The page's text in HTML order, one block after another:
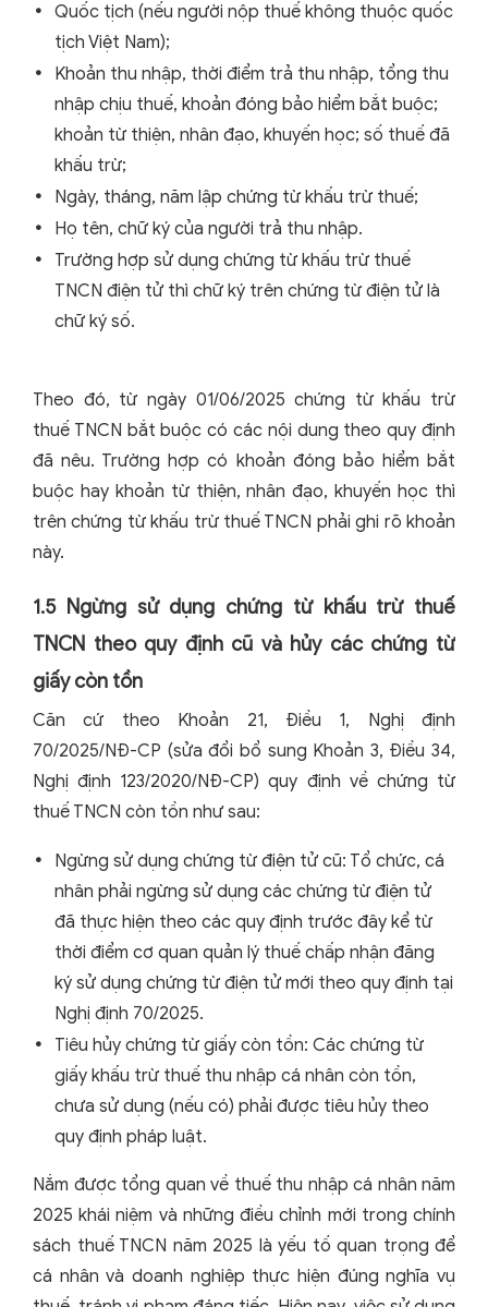
Quốc tịch (nếu người nộp thuế không thuộc quốc
tịch Việt Nam);
Khoản thu nhập, thời điểm trả thu nhập, tổng thu
nhập chịu thuế, khoản đóng bảo hiểm bắt buộc;
khoản từ thiện, nhân đạo, khuyến học; số thuế đã
khấu trừ;
Ngày, tháng, năm lập chứng từ khấu trừ thuế;
Họ tên, chữ ký của người trả thu nhập.
Trường hợp sử dụng chứng từ khấu trừ thuế
TNCN điện tử thì chữ ký trên chứng từ điện tử là
chữ ký số.
Theo đó, từ ngày 01/06/2025 chứng từ khấu trừ
thuế TNCN bắt buộc có các nội dung theo quy định
đã nêu. Trường hợp có khoản đóng bảo hiểm bắt
buộc hay khoản từ thiện, nhân đạo, khuyến học thì
trên chứng từ khấu trừ thuế TNCN phải ghi rõ khoản
này.
1.5 Ngừng sử dụng chứng từ khấu trừ thuế
TNCN theo quy định cũ và hủy các chứng từ
giấy còn tồn
Căn cứ theo Khoản 21, Điều 1, Nghị định
70/2025/NĐ-CP (sửa đổi bổ sung Khoản 3, Điều 34,
Nghị định 123/2020/NĐ-CP) quy định về chứng từ
thuế TNCN còn tồn như sau:
Ngừng sử dụng chứng từ điện tử cũ: Tổ chức, cá
nhân phải ngừng sử dụng các chứng từ điện tử
đã thực hiện theo các quy định trước đây kể từ
thời điểm cơ quan quản lý thuế chấp nhận đăng
ký sử dụng chứng từ điện tử mới theo quy định tại
Nghị định 70/2025.
Tiêu hủy chứng từ giấy còn tồn: Các chứng từ
giấy khấu trừ thuế thu nhập cá nhân còn tồn,
chưa sử dụng (nếu có) phải được tiêu hủy theo
quy định pháp luật.
Nắm được tổng quan về thuế thu nhập cá nhân năm
2025 khái niệm và những điều chỉnh mới trong chính
sách thuế TNCN năm 2025 là yếu tố quan trọng để
cá nhân và doanh nghiệp thực hiện đúng nghĩa vụ